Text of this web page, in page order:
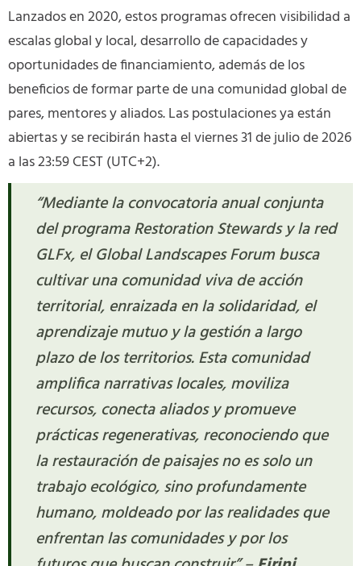
Lanzados en 2020, estos programas ofrecen visibilidad a
escalas global y local, desarrollo de capacidades y
oportunidades de financiamiento, además de los
beneficios de formar parte de una comunidad global de
pares, mentores y aliados. Las postulaciones ya están
abiertas y se recibirán hasta el viernes 31 de julio de 2026
a las 23:59 CEST (UTC+2).
“Mediante la convocatoria anual conjunta
del programa Restoration Stewards y la red
GLFx, el Global Landscapes Forum busca
cultivar una comunidad viva de acción
territorial, enraizada en la solidaridad, el
aprendizaje mutuo y la gestión a largo
plazo de los territorios. Esta comunidad
amplifica narrativas locales, moviliza
recursos, conecta aliados y promueve
prácticas regenerativas, reconociendo que
la restauración de paisajes no es solo un
trabajo ecológico, sino profundamente
humano, moldeado por las realidades que
enfrentan las comunidades y por los